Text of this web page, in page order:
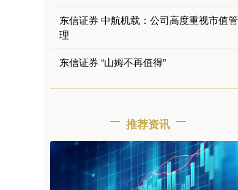
东信证券 中航机载：公司高度重视市值管
理
东信证券 “山姆不再值得”
推荐资讯